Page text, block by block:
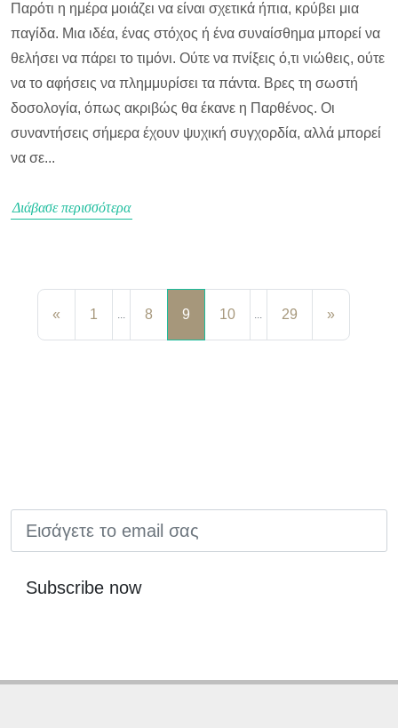
Παρότι η ημέρα μοιάζει να είναι σχετικά ήπια, κρύβει μια
παγίδα. Μια ιδέα, ένας στόχος ή ένα συναίσθημα μπορεί να
θελήσει να πάρει το τιμόνι. Ούτε να πνίξεις ό,τι νιώθεις, ούτε
να το αφήσεις να πλημμυρίσει τα πάντα. Βρες τη σωστή
δοσολογία, όπως ακριβώς θα έκανε η Παρθένος. Οι
συναντήσεις σήμερα έχουν ψυχική συγχορδία, αλλά μπορεί
να σε...
Διάβασε περισσότερα
« 1 ... 8 9 10 ... 29 »
Subscribe now